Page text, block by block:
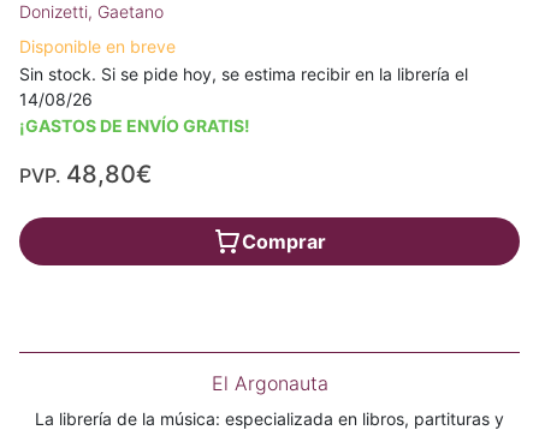
Donizetti, Gaetano
Disponible en breve
Sin stock. Si se pide hoy, se estima recibir en la librería el
14/08/26
¡GASTOS DE ENVÍO GRATIS!
PVP. 48,80€
Comprar
El Argonauta
La librería de la música: especializada en libros, partituras y